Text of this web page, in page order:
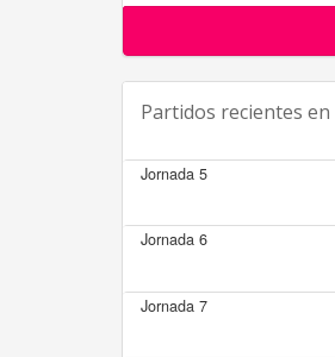
Partidos recientes en
Jornada 5
Jornada 6
Jornada 7